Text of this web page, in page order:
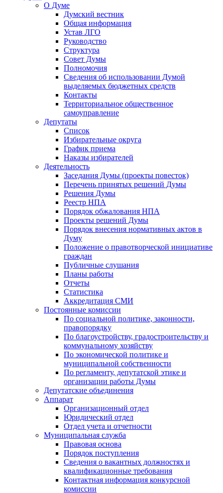
О Думе
Думский вестник
Общая информация
Устав ЛГО
Руководство
Структура
Совет Думы
Полномочия
Сведения об использовании Думой
выделяемых бюджетных средств
Контакты
Территориальное общественное
самоуправление
Депутаты
Список
Избирательные округа
График приема
Наказы избирателей
Деятельность
Заседания Думы (проекты повесток)
Перечень принятых решений Думы
Решения Думы
Реестр НПА
Порядок обжалования НПА
Проекты решений Думы
Порядок внесения нормативных актов в
Думу
Положение о правотворческой инициативе
граждан
Публичные слушания
Планы работы
Отчеты
Статистика
Аккредитация СМИ
Постоянные комиссии
По социальной политике, законности,
правопорядку
По благоустройству, градостроительству и
коммунальному хозяйству
По экономической политике и
муниципальной собственности
По регламенту, депутатской этике и
организации работы Думы
Депутатские объединения
Аппарат
Организационный отдел
Юридический отдел
Отдел учета и отчетности
Муниципальная служба
Правовая основа
Порядок поступления
Сведения о вакантных должностях и
квалификационные требования
Контактная информация конкурсной
комиссии